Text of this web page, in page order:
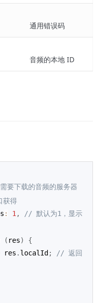
通用错误码
音频的本地 ID
要下载的音频的服务器
获得
: 1 ,
// 默认为1，显示
( res)
{
res . localId ;
// 返回